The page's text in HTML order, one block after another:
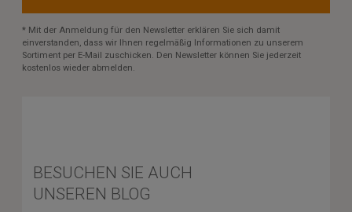
* Mit der Anmeldung für den Newsletter erklären Sie sich damit
einverstanden, dass wir Ihnen regelmäßig Informationen zu unserem
Sortiment per E-Mail zuschicken. Den Newsletter können Sie jederzeit
kostenlos wieder abmelden.
BESUCHEN SIE AUCH
UNSEREN BLOG